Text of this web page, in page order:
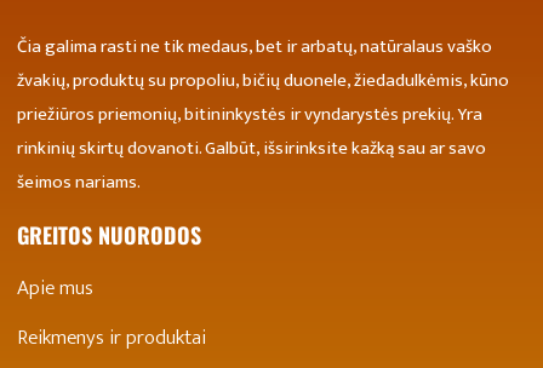
Čia galima rasti ne tik medaus, bet ir arbatų, natūralaus vaško
žvakių, produktų su propoliu, bičių duonele, žiedadulkėmis, kūno
priežiūros priemonių, bitininkystės ir vyndarystės prekių. Yra
rinkinių skirtų dovanoti. Galbūt, išsirinksite kažką sau ar savo
šeimos nariams.
GREITOS NUORODOS
Apie mus
Reikmenys ir produktai